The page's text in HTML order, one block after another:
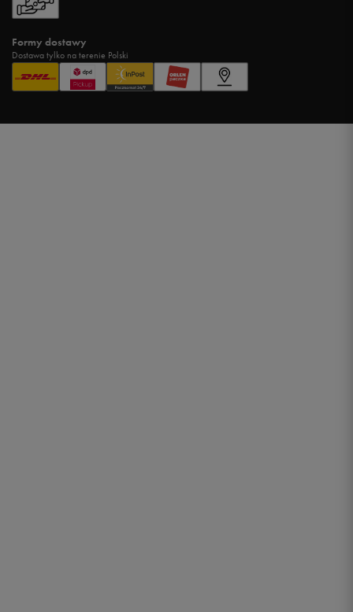
Formy dostawy
Dostawa tylko na terenie Polski